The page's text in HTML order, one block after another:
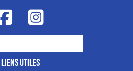
Liens utiles